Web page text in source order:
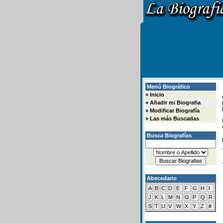
Menú Biográfico
» Inicio
» Añadir mi Biografia
» Modificar Biografía
» Las más Buscadas
Busca Biografías
Abecedario
A B C D E F G H
I
J
K L M N O P Q
R
S T U V W X Y Z #